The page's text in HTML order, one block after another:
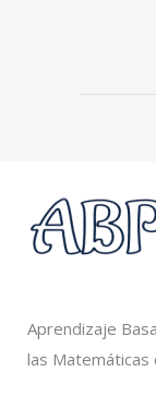
Aprendizaje
las Matemáticas